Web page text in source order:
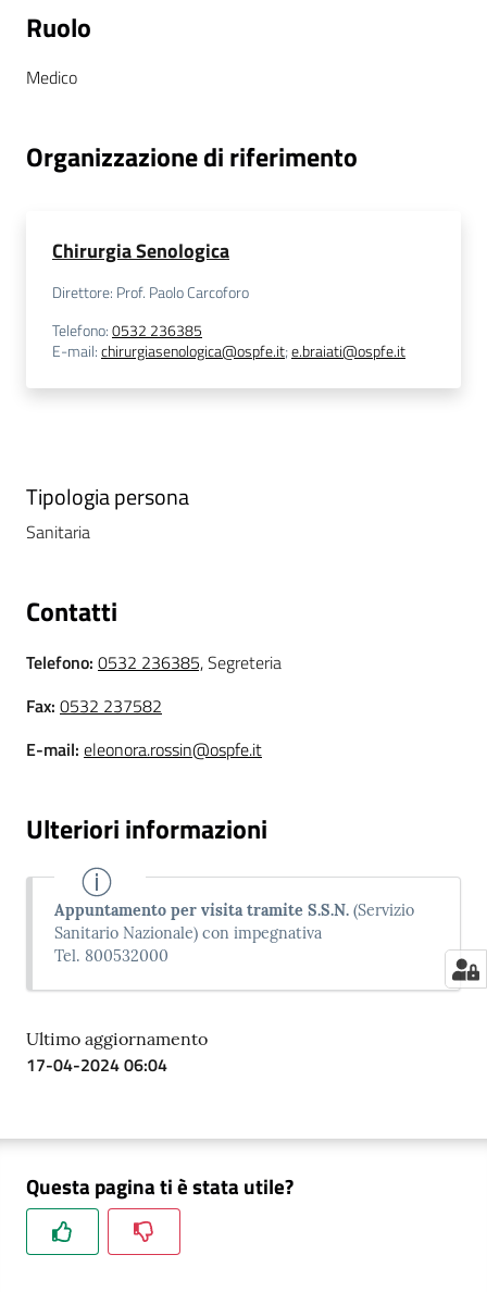
C
a
r
t
d
e
r
t
i
e
n
r
A
s
r
a
o
n
e
r
Ruolo
Medico
Organizzazione di riferimento
Chirurgia Senologica
Direttore: Prof. Paolo Carcoforo
Telefono:0532 236385
E-mail:chirurgiasenologica@ospfe.it;e.braiati@ospfe.it
Tipologia persona
Sanitaria
Contatti
Telefono: 0532 236385,Segreteria
Fax: 0532 237582
E-mail: eleonora.rossin@ospfe.it
Ulteriori informazioni
Appuntamento per visita tramite S.S.N.(Servizio
Sanitario Nazionale) con impegnativa
Tel. 800532000
Ultimo aggiornamento
17-04-2024 06:04
Questa pagina ti è stata utile?